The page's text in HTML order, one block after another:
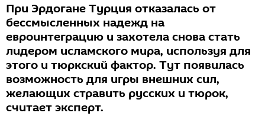
При Эрдогане Турция отказалась от
бессмысленных надежд на
евроинтеграцию и захотела снова стать
лидером исламского мира, используя для
этого и тюркский фактор. Тут появилась
возможность для игры внешних сил,
желающих стравить русских и тюрок,
считает эксперт.